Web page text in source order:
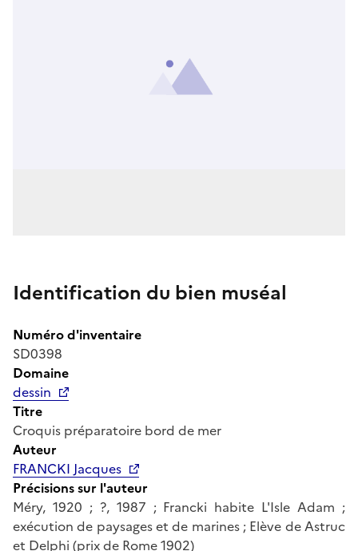
Identification du bien muséal
Numéro d'inventaire
SD0398
Domaine
dessin
Titre
Croquis préparatoire bord de mer
Auteur
FRANCKI Jacques
Précisions sur l'auteur
Méry, 1920 ; ?, 1987 ; Francki habite L'Isle Adam ;
exécution de paysages et de marines ; Elève de Astruc
et Delphi (prix de Rome 1902)